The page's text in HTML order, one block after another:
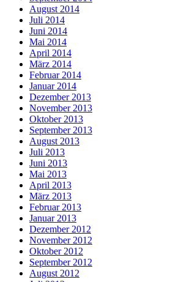
August 2014
Juli 2014
Juni 2014
Mai 2014
April 2014
März 2014
Februar 2014
Januar 2014
Dezember 2013
November 2013
Oktober 2013
September 2013
August 2013
Juli 2013
Juni 2013
Mai 2013
April 2013
März 2013
Februar 2013
Januar 2013
Dezember 2012
November 2012
Oktober 2012
September 2012
August 2012